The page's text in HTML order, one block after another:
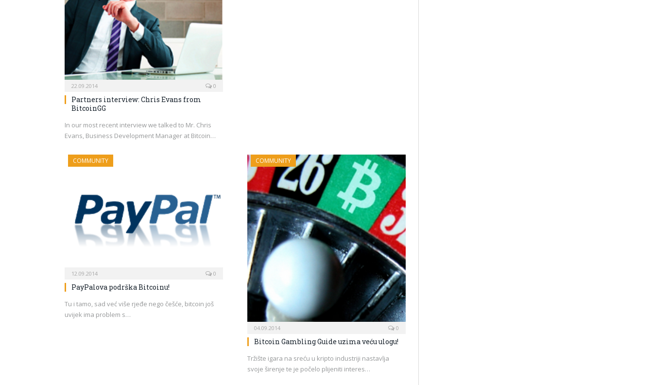
22.09.2014 0
Partners interview: Chris Evans from
BitcoinGG
In our most recent interview we talked to Mr. Chris
Evans, Business Development Manager at Bitcoin…
COMMUNITY
12.09.2014 0
PayPalova podrška Bitcoinu!
Tu i tamo, sad već više rjeđe nego češće, bitcoin još
uvijek ima problem s…
COMMUNITY
04.09.2014 0
Bitcoin Gambling Guide uzima veću ulogu!
Tržište igara na sreću u kripto industriji nastavlja
svoje širenje te je počelo plijeniti interes…